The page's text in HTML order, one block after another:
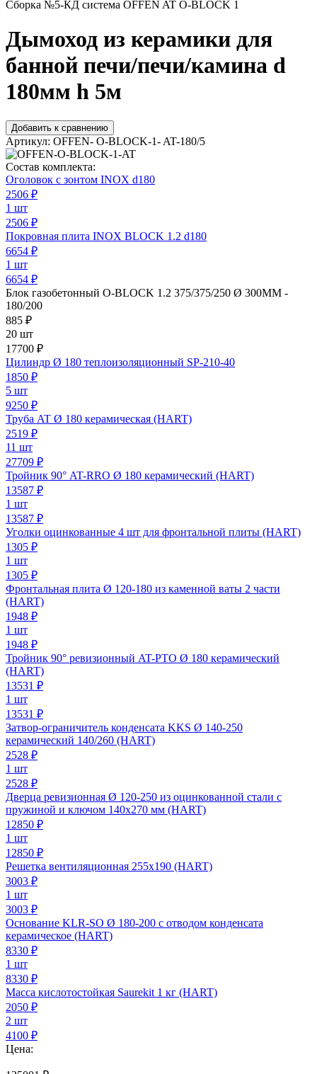
Сборка №5-КД система OFFEN AT O-BLOCK 1
Дымоход из керамики для
банной печи/печи/камина d
180мм h 5м
Добавить к сравнению
Артикул: OFFEN- O-BLOCK-1- AT-180/5
Состав комплекта:
Оголовок с зонтом INOX d180
2506 ₽
1 шт
2506 ₽
Покровная плита INOX BLOCK 1.2 d180
6654 ₽
1 шт
6654 ₽
Блок газобетонный O-BLOCK 1.2 375/375/250 Ø 300ММ -
180/200
885 ₽
20 шт
17700 ₽
Цилиндр Ø 180 теплоизоляционный SP-210-40
1850 ₽
5 шт
9250 ₽
Труба AT Ø 180 керамическая (HART)
2519 ₽
11 шт
27709 ₽
Тройник 90° AT-RRO Ø 180 керамический (HART)
13587 ₽
1 шт
13587 ₽
Уголки оцинкованные 4 шт для фронтальной плиты (HART)
1305 ₽
1 шт
1305 ₽
Фронтальная плита Ø 120-180 из каменной ваты 2 части
(HART)
1948 ₽
1 шт
1948 ₽
Тройник 90° ревизионный AT-PTO Ø 180 керамический
(HART)
13531 ₽
1 шт
13531 ₽
Затвор-ограничитель конденсата KKS Ø 140-250
керамический 140/260 (HART)
2528 ₽
1 шт
2528 ₽
Дверца ревизионная Ø 120-250 из оцинкованной стали с
пружиной и ключом 140х270 мм (HART)
12850 ₽
1 шт
12850 ₽
Решетка вентиляционная 255х190 (HART)
3003 ₽
1 шт
3003 ₽
Основание KLR-SO Ø 180-200 с отводом конденсата
керамическое (HART)
8330 ₽
1 шт
8330 ₽
Масса кислотостойкая Saurekit 1 кг (HART)
2050 ₽
2 шт
4100 ₽
Цена: